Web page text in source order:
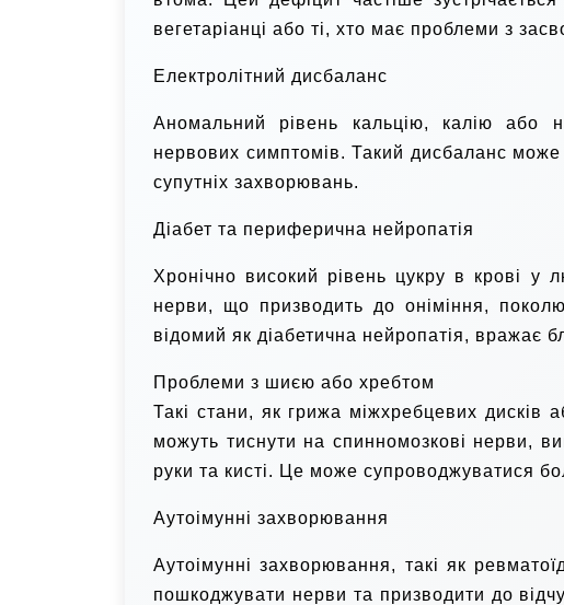
вегетаріанці або ті, хто має проблеми з
Електролітний дисбаланс
Аномальний рівень кальцію, калію або
нервових симптомів. Такий дисбаланс
супутніх захворювань.
Діабет та периферична нейропатія
Хронічно високий рівень цукру в крові
нерви, що призводить до оніміння,
відомий як діабетична нейропатія, вражає
Проблеми з шиєю або хребтом
Такі стани, як грижа міжхребцевих дисків
можуть тиснути на спинномозкові нерви,
руки та кисті. Це може супроводжуватися
Аутоімунні захворювання
Аутоімунні захворювання, такі як
пошкоджувати нерви та призводити до